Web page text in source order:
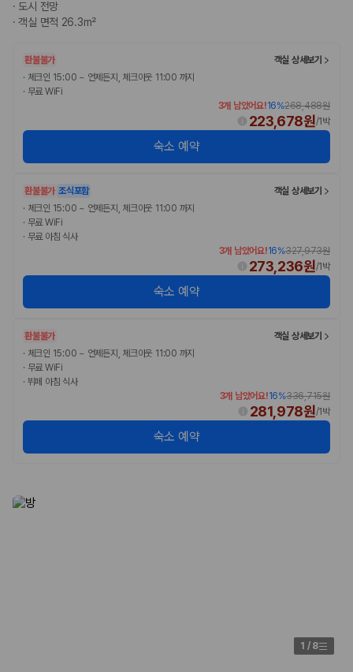
· 도시 전망
·객실 면적 26.3m²
환불불가
객실 상세보기
· 체크인 15:00 ~ 언제든지, 체크아웃 11:00 까지
· 무료 WiFi
3개 남았어요!16%268,488원
223,678원/1박
숙소 예약
환불불가 조식포함
객실 상세보기
· 체크인 15:00 ~ 언제든지, 체크아웃 11:00 까지
· 무료 WiFi
· 무료 아침 식사
3개 남았어요!16%327,973원
273,236원/1박
숙소 예약
환불불가
객실 상세보기
· 체크인 15:00 ~ 언제든지, 체크아웃 11:00 까지
· 무료 WiFi
· 뷔페 아침 식사
3개 남았어요!16%336,715원
281,978원/1박
숙소 예약
1 / 8